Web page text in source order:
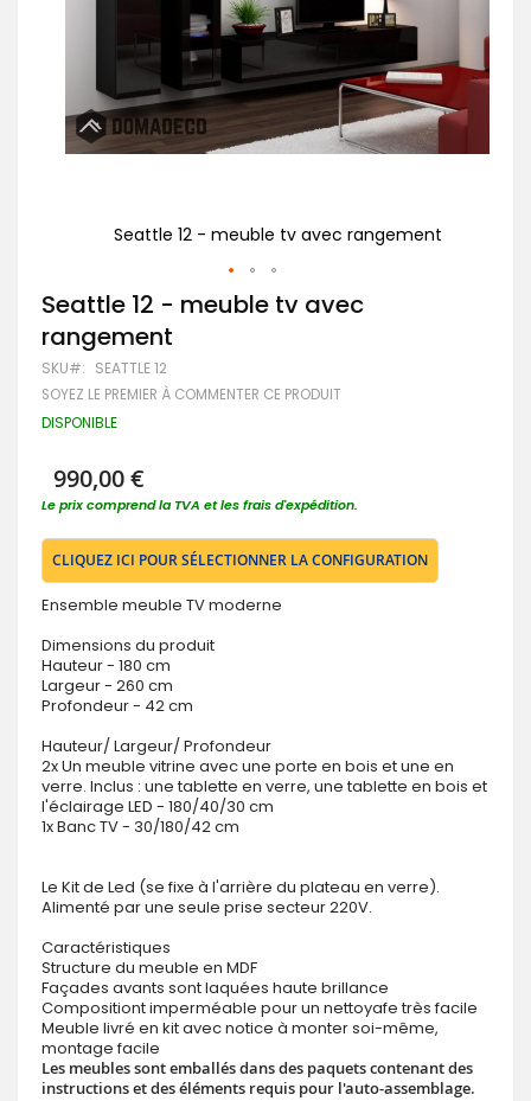
Seattle 12 - meuble tv avec rangement
Passer
au
début
de
la
Galerie
d’images
Seattle 12 - meuble tv avec
rangement
SKU SEATTLE 12
SOYEZ LE PREMIER À COMMENTER CE PRODUIT
DISPONIBLE
990,00 €
Le prix comprend la TVA et les frais d'expédition.
CLIQUEZ ICI POUR SÉLECTIONNER LA CONFIGURATION
Ensemble meuble TV moderne
Dimensions du produit
Hauteur - 180 cm
Largeur - 260 cm
Profondeur - 42 cm
Hauteur/ Largeur/ Profondeur
2x Un meuble vitrine avec une porte en bois et une en
verre. Inclus : une tablette en verre, une tablette en bois et
l'éclairage LED - 180/40/30 cm
1x Banc TV - 30/180/42 cm
Le Kit de Led (se fixe à l'arrière du plateau en verre).
Alimenté par une seule prise secteur 220V.
Caractéristiques
Structure du meuble en MDF
Façades avants sont laquées haute brillance
Compositiont imperméable pour un nettoyafe très facile
Meuble livré en kit avec notice à monter soi-même,
montage facile
Les meubles sont emballés dans des paquets contenant des
instructions et des éléments requis pour l'auto-assemblage.